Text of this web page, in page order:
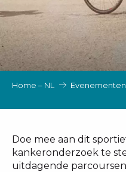
Home – NL Evenementen
Doe mee aan dit
kankeronderzoek te
uitdagende